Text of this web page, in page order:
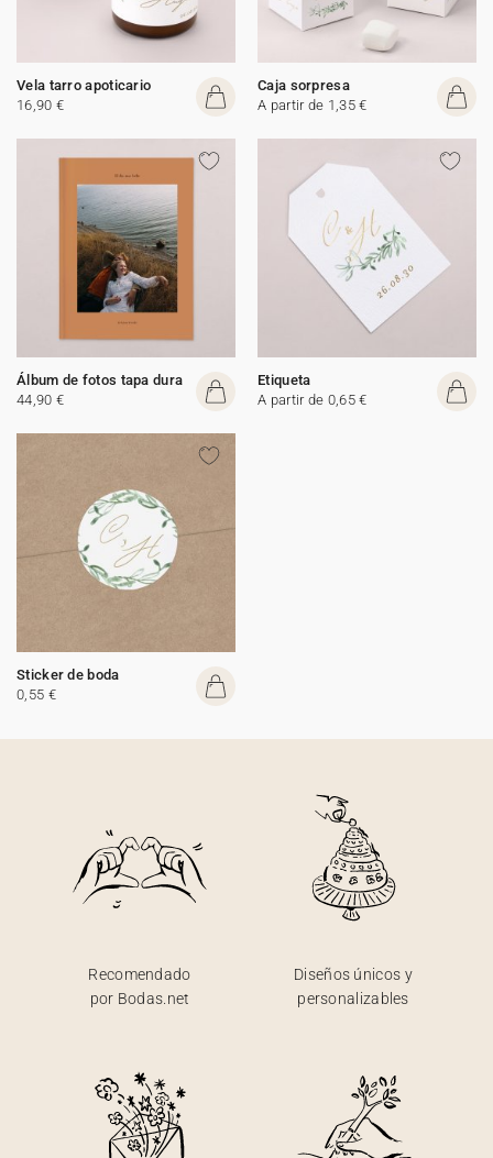
Vela tarro apoticario
16,90 €
Caja sorpresa
A partir de 1,35 €
Álbum de fotos tapa dura
44,90 €
Etiqueta
A partir de 0,65 €
Sticker de boda
0,55 €
Recomendado
por Bodas.net
Diseños únicos y
personalizables